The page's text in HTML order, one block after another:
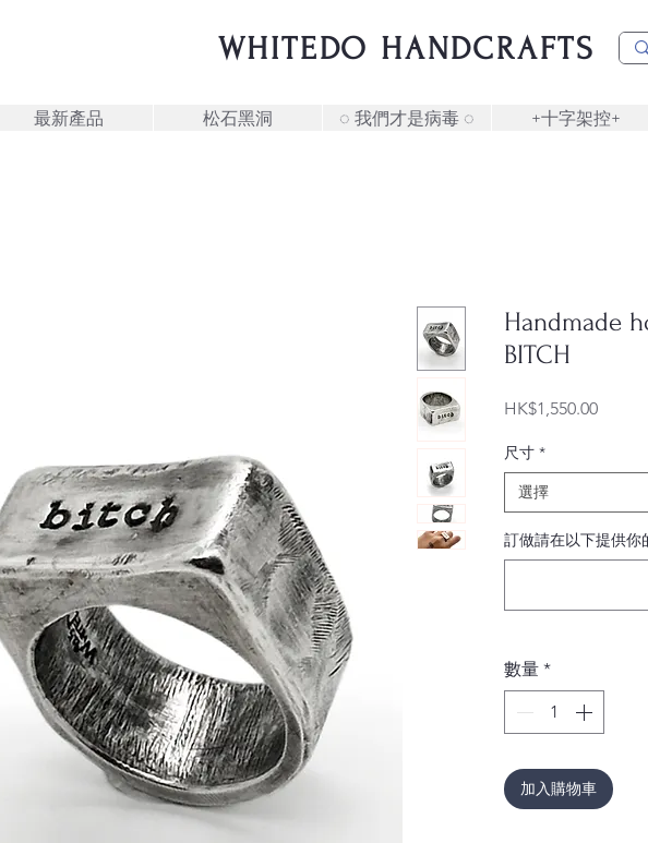
WHITEDO HANDCRAFTS
最新產品 松石黑洞 ◌ 我們才是病毒 ◌ +十字架控+
Handmade
BITCH
HK$1,550.00價
尺寸 *
選擇
訂做請在以下提供你
數量 *
加入購物車